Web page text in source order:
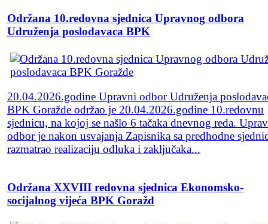
Održana 10.redovna sjednica Upravnog odbora
Udruženja poslodavaca BPK
20.04.2026.godine Upravni odbor Udruženja
BPK Goražde održao je 20.04.2026.godine 10.redovnu
sjednicu, na kojoj se našlo 6 tačaka dnevnog reda.
odbor je nakon usvajanja Zapisnika sa predhodne
razmatrao realizaciju odluka i zaključaka...
Održana XXVIII redovna sjednica Ekonomsko-
socijalnog vijeća BPK Goražd